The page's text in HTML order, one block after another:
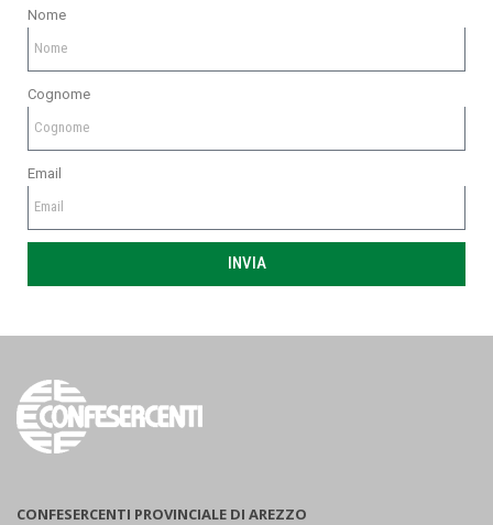
Nome
Cognome
Email
INVIA
CONFESERCENTI PROVINCIALE DI AREZZO